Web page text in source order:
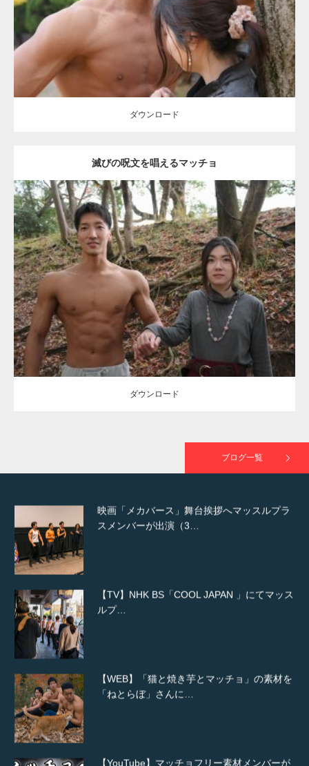
ダウンロード
ダウンロード
滅びの呪文を唱えるマッチョ
Update:2021.07.8
Category:公園のマッチョ その他 AKIHITO(細マッチョ) 大胸筋 腹筋
ダウンロード
ダウンロード
ブログ一覧
【YouTube】マッチョフリー素材メンバーが
ギネス世界記録…
【TV】TBS番組「ひるおび」にてマッスルプ
ラスが紹介されま…
TOKYO FMラジオ番組「ONE MORNING」
で紹介さ…
NHK「所さん！事件ですよ」に取材されまし
た（6/8放送）
映画「メカバース」舞台挨拶へマッスルプラ
スメンバーが出演（3…
【TV】NHK BS「COOL JAPAN 」にてマッス
ルプ…
【WEB】「猫と焼き芋とマッチョ」の素材を
「ねとらぼ」さんに…
【YouTube】マッチョフリー素材メンバーが